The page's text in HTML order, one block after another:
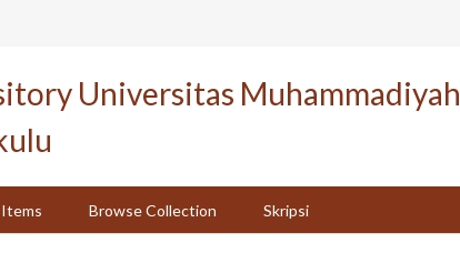
Universitas Muhammadiyah
Browse Collection Skripsi